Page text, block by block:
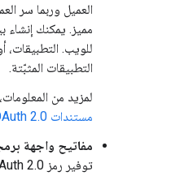
العميل وربما سر
للويب. التطبيقات،
التطبيقات المثبّتة.
لمزيد من
مستندات OAuth 2.0
مفاتيح واجهة